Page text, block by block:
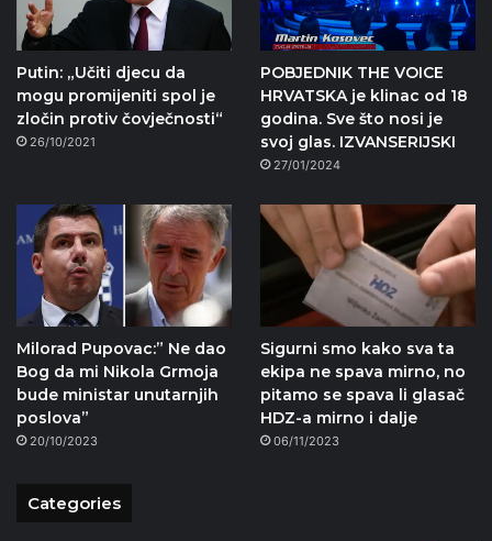
Putin: „Učiti djecu da
mogu promijeniti spol je
zločin protiv čovječnosti“
26/10/2021
POBJEDNIK THE VOICE
HRVATSKA je klinac od 18
godina. Sve što nosi je
svoj glas. IZVANSERIJSKI
27/01/2024
Milorad Pupovac:” Ne dao
Bog da mi Nikola Grmoja
bude ministar unutarnjih
poslova”
20/10/2023
Sigurni smo kako sva ta
ekipa ne spava mirno, no
pitamo se spava li glasač
HDZ-a mirno i dalje
06/11/2023
Categories